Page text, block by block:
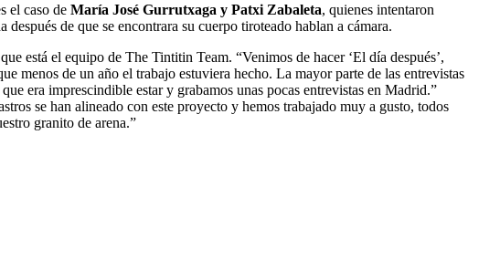
el caso de María José Gurrutxaga y Patxi Zabaleta, quienes intentaron
después de que se encontrara su cuerpo tiroteado hablan a cámara.
está el equipo de The Tintitin Team. “Venimos de hacer ‘El día después’,
menos de un año el trabajo estuviera hecho. La mayor parte de las entrevistas
era imprescindible estar y grabamos unas pocas entrevistas en Madrid.”
se han alineado con este proyecto y hemos trabajado muy a gusto, todos
granito de arena.”